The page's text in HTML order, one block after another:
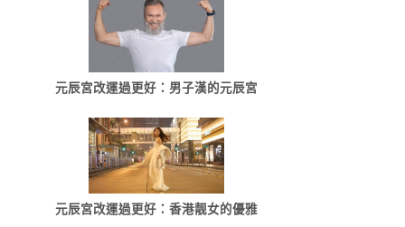
元辰宮改運過更好：男子漢的元辰宮
元辰宮改運過更好：香港靓女的優雅